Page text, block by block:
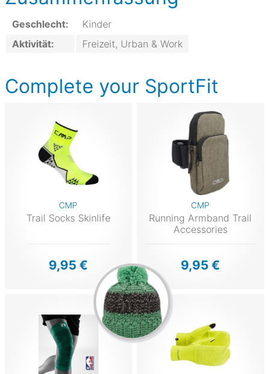
Geschlecht:
Kinder
Aktivität:
Freizeit, Urban & Work
Complete your SportFit
CMP
Trail Socks Skinlife
9,95 €
CMP
Running Armband Trail
Accessories
9,95 €